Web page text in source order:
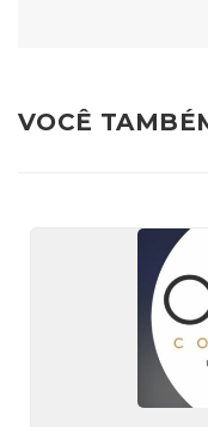
VOCÊ